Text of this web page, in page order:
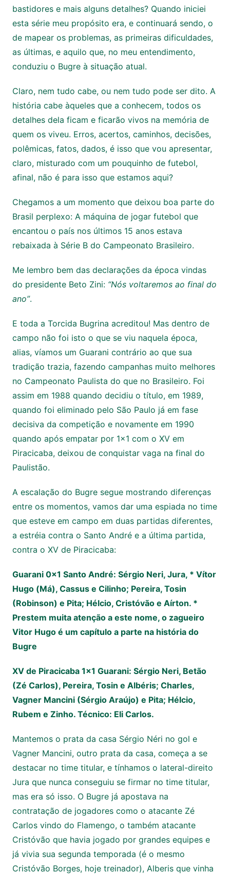
bastidores e mais alguns detalhes? Quando iniciei
esta série meu propósito era, e continuará sendo, o
de mapear os problemas, as primeiras dificuldades,
as últimas, e aquilo que, no meu entendimento,
conduziu o Bugre à situação atual.
Claro, nem tudo cabe, ou nem tudo pode ser dito. A
história cabe àqueles que a conhecem, todos os
detalhes dela ficam e ficarão vivos na memória de
quem os viveu. Erros, acertos, caminhos, decisões,
polêmicas, fatos, dados, é isso que vou apresentar,
claro, misturado com um pouquinho de futebol,
afinal, não é para isso que estamos aqui?
Chegamos a um momento que deixou boa parte do
Brasil perplexo: A máquina de jogar futebol que
encantou o país nos últimos 15 anos estava
rebaixada à Série B do Campeonato Brasileiro.
Me lembro bem das declarações da época vindas
do presidente Beto Zini: “Nós voltaremos ao final do
ano”.
E toda a Torcida Bugrina acreditou! Mas dentro de
campo não foi isto o que se viu naquela época,
alias, víamos um Guarani contrário ao que sua
tradição trazia, fazendo campanhas muito melhores
no Campeonato Paulista do que no Brasileiro. Foi
assim em 1988 quando decidiu o título, em 1989,
quando foi eliminado pelo São Paulo já em fase
decisiva da competição e novamente em 1990
quando após empatar por 1×1 com o XV em
Piracicaba, deixou de conquistar vaga na final do
Paulistão.
A escalação do Bugre segue mostrando diferenças
entre os momentos, vamos dar uma espiada no time
que esteve em campo em duas partidas diferentes,
a estréia contra o Santo André e a última partida,
contra o XV de Piracicaba:
Guarani 0x1 Santo André: Sérgio Neri, Jura, * Vítor
Hugo (Má), Cassus e Cilinho; Pereira, Tosin
(Robinson) e Pita; Hélcio, Cristóvão e Aírton. *
Prestem muita atenção a este nome, o zagueiro
Vitor Hugo é um capítulo a parte na história do
Bugre
XV de Piracicaba 1×1 Guarani: Sérgio Neri, Betão
(Zé Carlos), Pereira, Tosin e Albéris; Charles,
Vagner Mancini (Sérgio Araújo) e Pita; Hélcio,
Rubem e Zinho. Técnico: Eli Carlos.
Mantemos o prata da casa Sérgio Néri no gol e
Vagner Mancini, outro prata da casa, começa a se
destacar no time titular, e tínhamos o lateral-direito
Jura que nunca conseguiu se firmar no time titular,
mas era só isso. O Bugre já apostava na
contratação de jogadores como o atacante Zé
Carlos vindo do Flamengo, o também atacante
Cristóvão que havia jogado por grandes equipes e
já vivia sua segunda temporada (é o mesmo
Cristóvão Borges, hoje treinador), Alberis que vinha